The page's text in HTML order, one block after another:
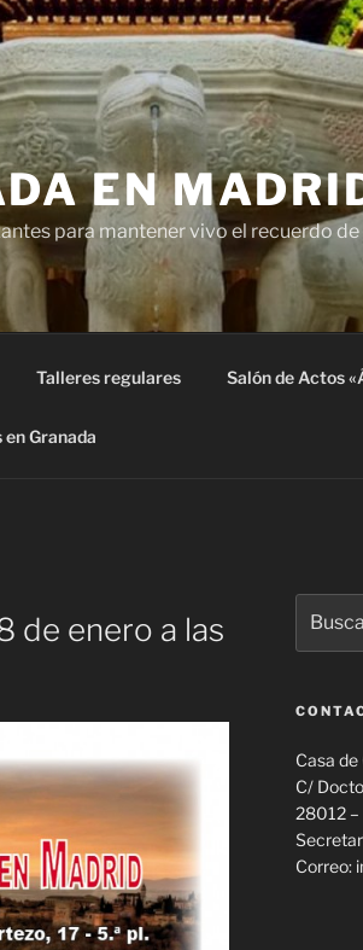
EN
para mantener vivo el recuerdo de
Talleres regulares Salón de Actos
Granada
de enero a las
por:
Casa
C/
28012 –
Correo: